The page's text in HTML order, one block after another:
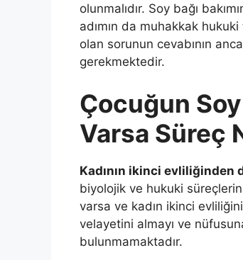
olunmalıdır. Soy bağı
adımın da muhakkak
olan sorunun cevabının
gerekmektedir.
Çocuğun Soy
Varsa Süreç
Kadının ikinci evliliğinden
biyolojik ve hukuki
varsa ve kadın ikinci
velayetini almayı ve
bulunmamaktadır.